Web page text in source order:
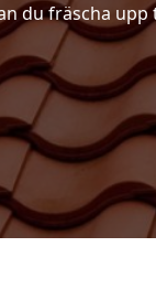
du fräscha